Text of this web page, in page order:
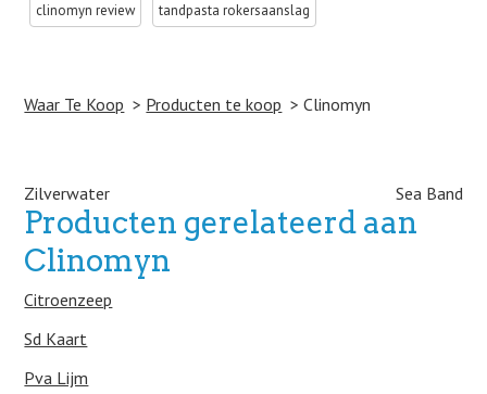
clinomyn review tandpasta rokersaanslag
Waar Te Koop Producten te koop Clinomyn
Post navigation
Zilverwater Sea Band
Producten gerelateerd aan
Clinomyn
Citroenzeep
Sd Kaart
Pva Lijm